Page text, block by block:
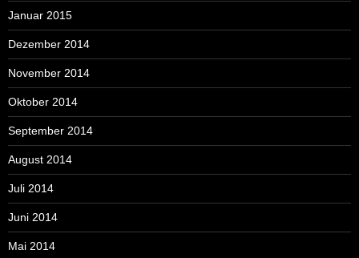
Januar 2015
Dezember 2014
November 2014
Oktober 2014
September 2014
August 2014
Juli 2014
Juni 2014
Mai 2014